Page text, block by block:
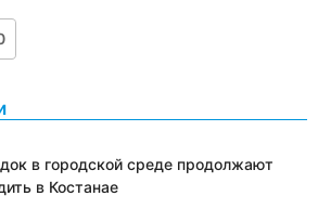
в городской среде продолжают
в Костанае